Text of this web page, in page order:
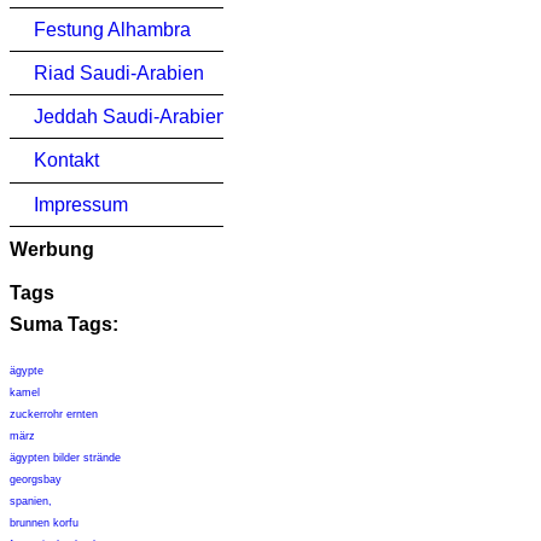
Festung Alhambra
Riad Saudi-Arabien
Jeddah Saudi-Arabien
Kontakt
Impressum
Werbung
Tags
Suma Tags:
ägypte
kamel
zuckerrohr ernten
märz
ägypten bilder strände
georgsbay
spanien,
brunnen korfu